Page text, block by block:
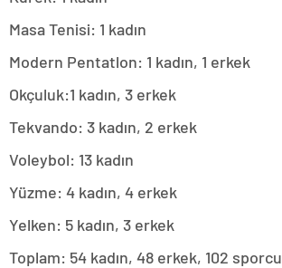
Masa Tenisi: 1 kadın
Modern Pentatlon: 1 kadın, 1 erkek
Okçuluk:1 kadın, 3 erkek
Tekvando: 3 kadın, 2 erkek
Voleybol: 13 kadın
Yüzme: 4 kadın, 4 erkek
Yelken: 5 kadın, 3 erkek
Toplam: 54 kadın, 48 erkek, 102 sporcu